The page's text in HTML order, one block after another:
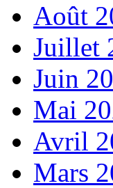
Août
Juillet
Juin
Mai
Avril
Mars